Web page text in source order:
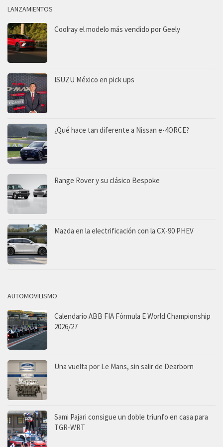
LANZAMIENTOS
Coolray el modelo más vendido por Geely
ISUZU México en pick ups
¿Qué hace tan diferente a Nissan e-4ORCE?
Range Rover y su clásico Bespoke
Mazda en la electrificación con la CX-90 PHEV
AUTOMOVILISMO
Calendario ABB FIA Fórmula E World Championship
2026/27
Una vuelta por Le Mans, sin salir de Dearborn
Sami Pajari consigue un doble triunfo en casa para
TGR-WRT